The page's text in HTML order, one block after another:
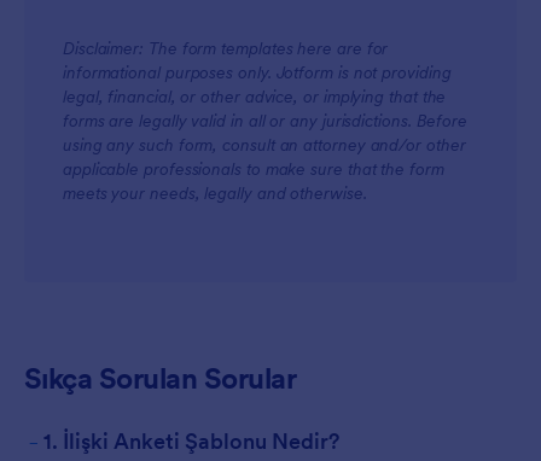
Disclaimer: The form templates here are for
informational purposes only. Jotform is not providing
legal, financial, or other advice, or implying that the
forms are legally valid in all or any jurisdictions. Before
using any such form, consult an attorney and/or other
applicable professionals to make sure that the form
meets your needs, legally and otherwise.
Sıkça Sorulan Sorular
- 1. İlişki Anketi Şablonu Nedir?